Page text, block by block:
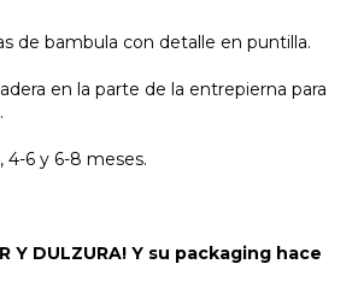
de bambula con detalle en puntilla.
en la parte de la entrepierna para
4-6 y 6-8 meses.
Y DULZURA! Y su packaging hace